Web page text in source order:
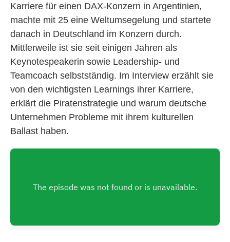
Karriere für einen DAX-Konzern in Argentinien,
machte mit 25 eine Weltumsegelung und startete
danach in Deutschland im Konzern durch.
Mittlerweile ist sie seit einigen Jahren als
Keynotespeakerin sowie Leadership- und
Teamcoach selbstständig. Im Interview erzählt sie
von den wichtigsten Learnings ihrer Karriere,
erklärt die Piratenstrategie und warum deutsche
Unternehmen Probleme mit ihrem kulturellen
Ballast haben.